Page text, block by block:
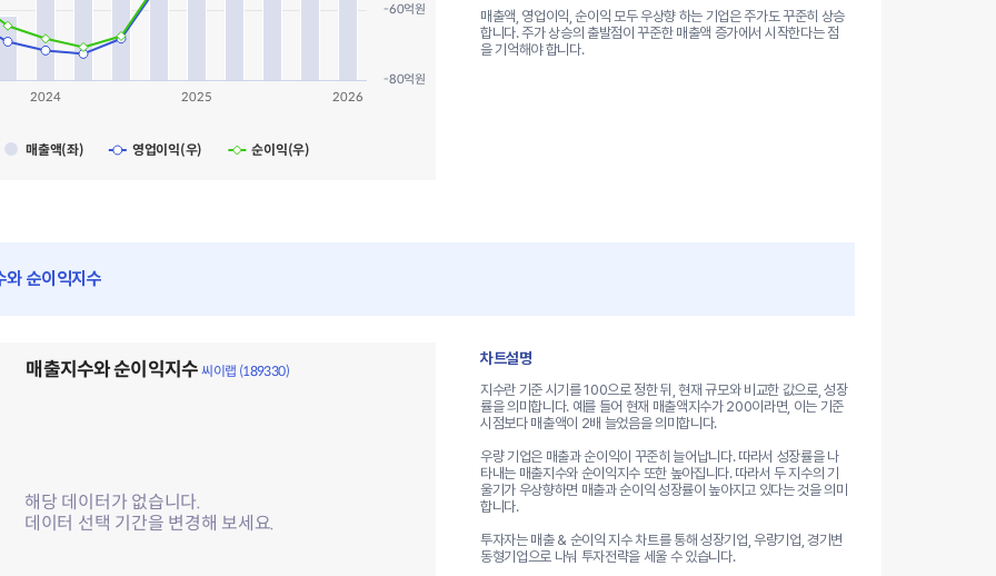
매출액(좌) 영업이익(우) 순이익(우)
2024 2025 2026
-80억원
-60억원
매출액, 영업이익, 순이익 모두 우상향 하는 기업은 주가도 꾸준히 상승
합니다. 주가 상승의 출발점이 꾸준한 매출액 증가에서 시작한다는 점
을 기억해야 합니다.
와 순이익지수
lines.
해당 데이터가 없습니다.
데이터 선택 기간을 변경해 보세요.
매출지수와 순이익지수씨이랩 (189330)
차트설명
지수란 기준 시기를 100으로 정한 뒤, 현재 규모와 비교한 값으로, 성장
률을 의미합니다. 예를 들어 현재 매출액지수가 200이라면, 이는 기준
시점보다 매출액이 2배 늘었음을 의미합니다.
우량 기업은 매출과 순이익이 꾸준히 늘어납니다. 따라서 성장률을 나
타내는 매출지수와 순이익지수 또한 높아집니다. 따라서 두 지수의 기
울기가 우상향하면 매출과 순이익 성장률이 높아지고 있다는 것을 의미
합니다.
투자자는 매출 & 순이익 지수 차트를 통해 성장기업, 우량기업, 경기변
동형기업으로 나눠 투자전략을 세울 수 있습니다.